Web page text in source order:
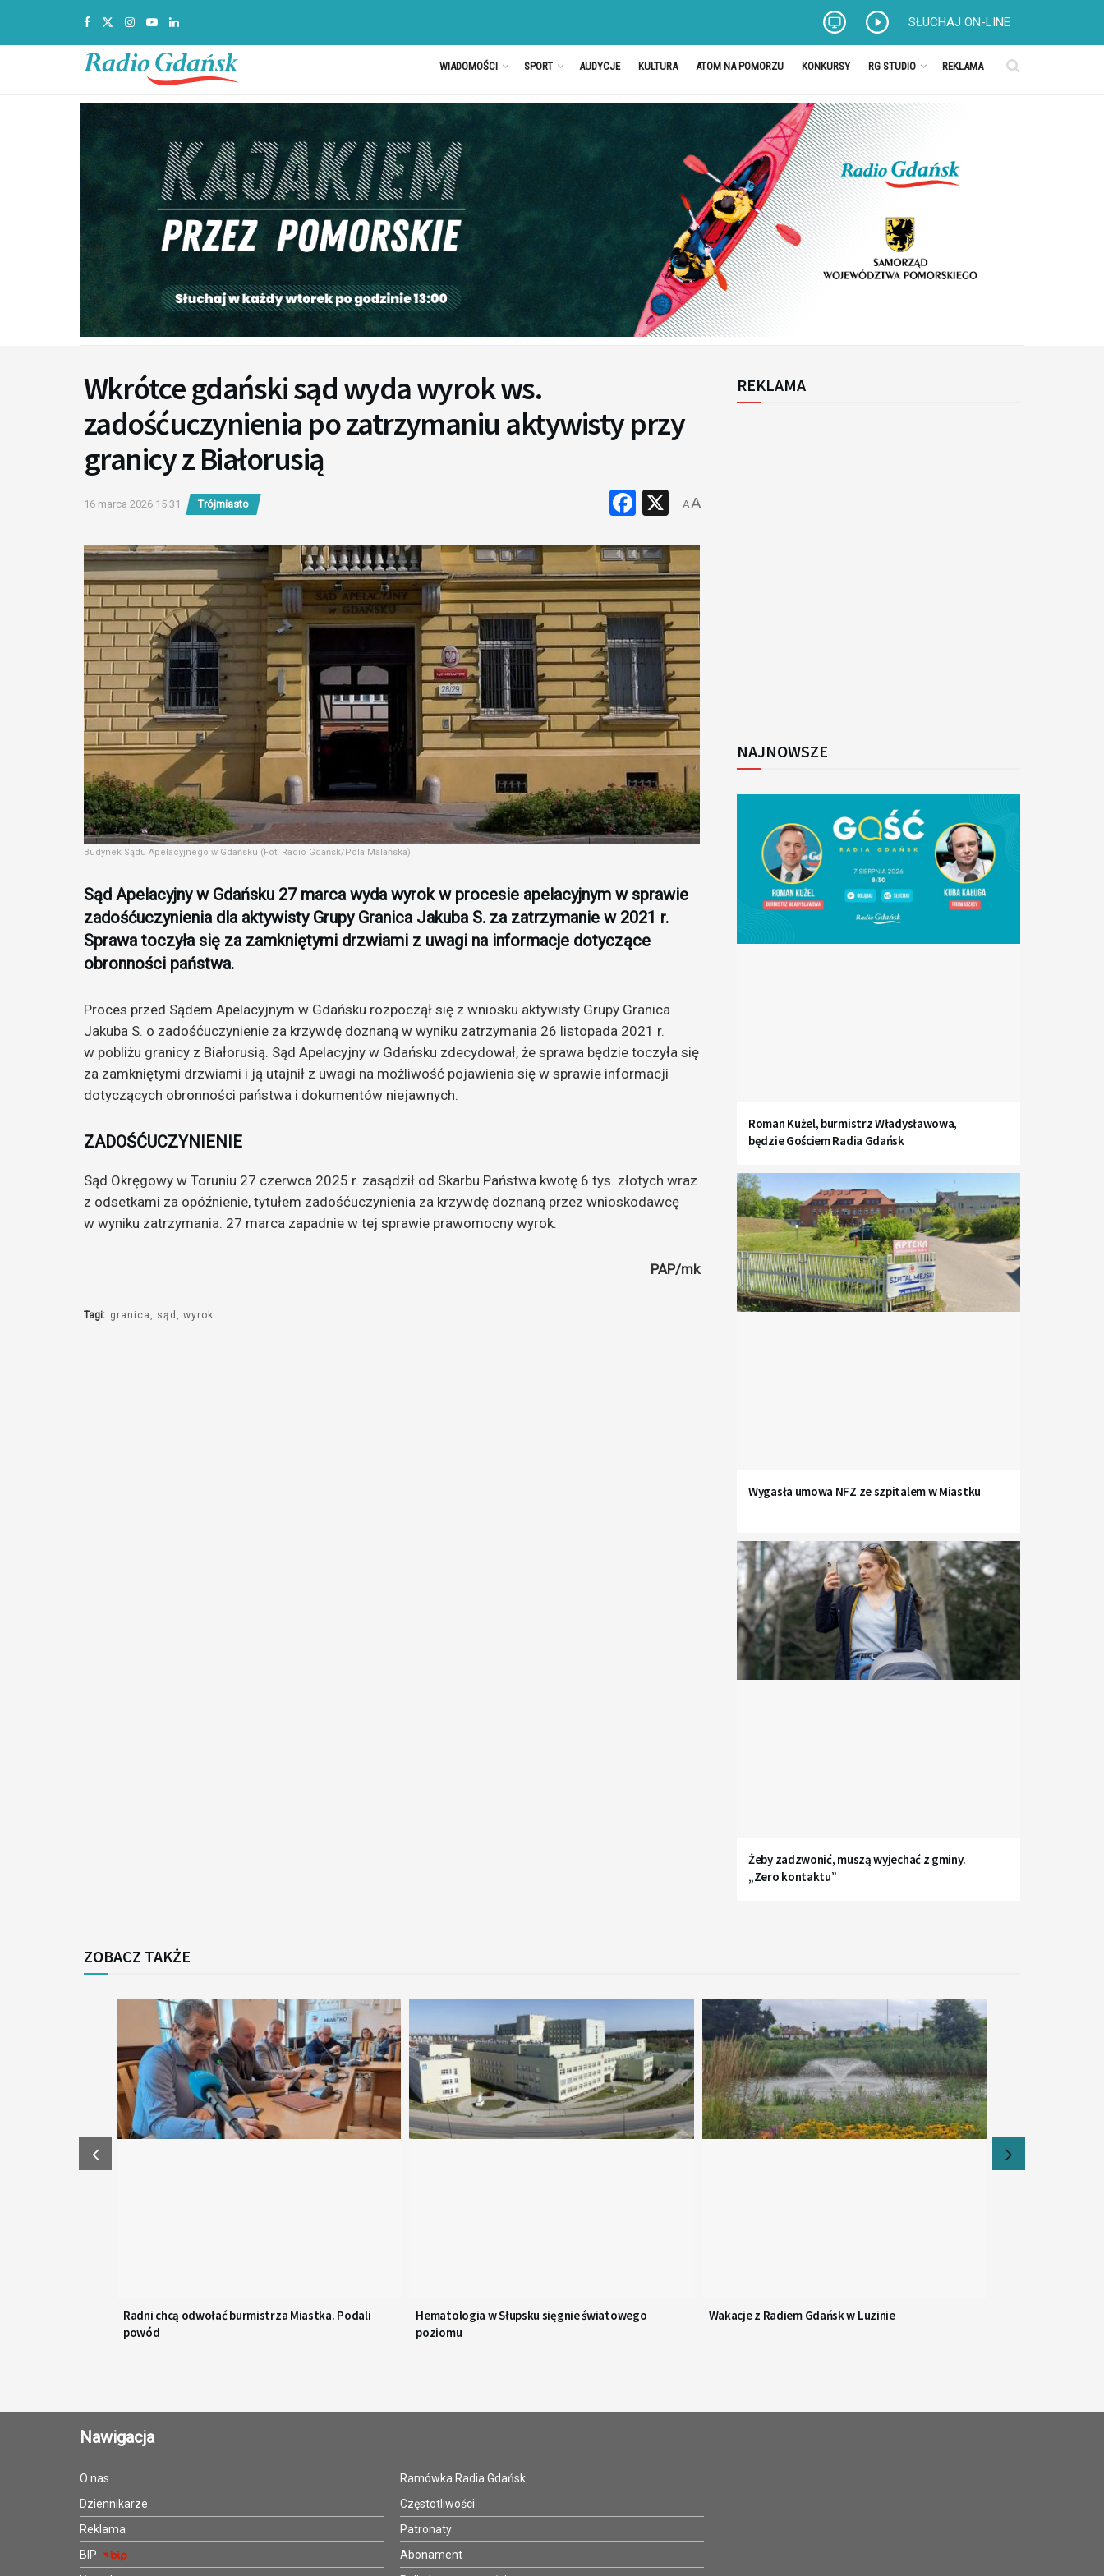
SŁUCHAJ ON-LINE
WIADOMOŚCI SPORT AUDYCJE KULTURA ATOM NA POMORZU KONKURSY RG STUDIO REKLAMA
Wkrótce gdański sąd wyda wyrok ws.
zadośćuczynienia po zatrzymaniu aktywisty przy
granicy z Białorusią
16 marca 2026 15:31 Trójmiasto Facebook
X
AA
Budynek Sądu Apelacyjnego w Gdańsku (Fot. Radio Gdańsk/Pola Malańska)
Sąd Apelacyjny w Gdańsku 27 marca wyda wyrok w procesie apelacyjnym w sprawie
zadośćuczynienia dla aktywisty Grupy Granica Jakuba S. za zatrzymanie w 2021 r.
Sprawa toczyła się za zamkniętymi drzwiami z uwagi na informacje dotyczące
obronności państwa.
Proces przed Sądem Apelacyjnym w Gdańsku rozpoczął się z wniosku aktywisty Grupy Granica
Jakuba S. o zadośćuczynienie za krzywdę doznaną w wyniku zatrzymania 26 listopada 2021 r.
w pobliżu granicy z Białorusią. Sąd Apelacyjny w Gdańsku zdecydował, że sprawa będzie toczyła się
za zamkniętymi drzwiami i ją utajnił z uwagi na możliwość pojawienia się w sprawie informacji
dotyczących obronności państwa i dokumentów niejawnych.
ZADOŚĆUCZYNIENIE
Sąd Okręgowy w Toruniu 27 czerwca 2025 r. zasądził od Skarbu Państwa kwotę 6 tys. złotych wraz
z odsetkami za opóźnienie, tytułem zadośćuczynienia za krzywdę doznaną przez wnioskodawcę
w wyniku zatrzymania. 27 marca zapadnie w tej sprawie prawomocny wyrok.
PAP/mk
Tagi: granica sąd wyrok
REKLAMA
NAJNOWSZE
Roman Kużel, burmistrz Władysławowa,
będzie Gościem Radia Gdańsk
Wygasła umowa NFZ ze szpitalem w Miastku
Żeby zadzwonić, muszą wyjechać z gminy.
„Zero kontaktu”
ZOBACZ TAKŻE
Radni chcą odwołać burmistrza Miastka. Podali
powód
Hematologia w Słupsku sięgnie światowego
poziomu
Wakacje z Radiem Gdańsk w Luzinie
Nawigacja
O nas
Dziennikarze
Reklama
BIP
Ramówka Radia Gdańsk
Częstotliwości
Patronaty
Abonament